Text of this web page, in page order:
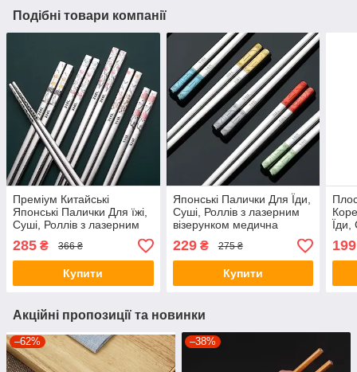
Подібні товари компанії
Преміум Китайські
Японські Палички Для їжі,
Суші, Роллів з лазерним
візерунком медична
нержавіюча сталь 316L / 1
пара
285 ₴ 366 ₴
Купити
Японські Палички Для Їди,
Суші, Роллів з лазерним
візерунком медична
нержавіюча сталь 316L / 1
пара
229₴ 275 ₴
Купити
Їди,
199
Акційні пропозиції та новинки
–62% –38%